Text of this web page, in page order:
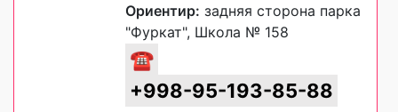
Ориентир: задняя сторона парка
"Фуркат", Школа № 158
☎
+998-95-193-85-88